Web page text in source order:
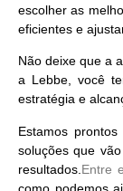
escolher as
eficientes e
Não deixe que a
a Lebbe, você
estratégia e
Estamos
soluções que
resultados. Entre
como podemos